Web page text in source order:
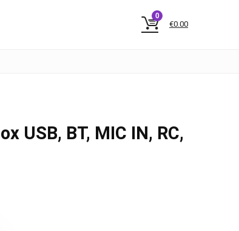
0
€0.00
USB, BT, MIC IN, RC,